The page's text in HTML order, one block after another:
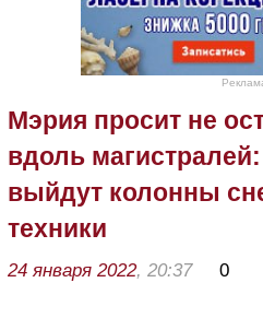
Мэрия просит не
вдоль
выйдут колонны
техники
24 января 2022, 20:37 0